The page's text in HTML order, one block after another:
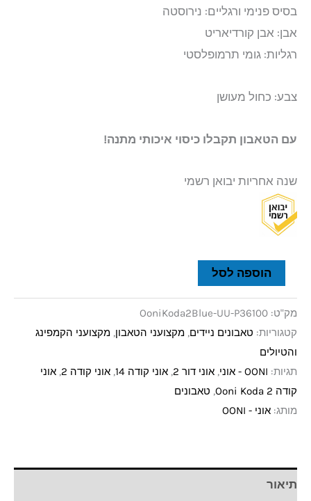
בסיס פנימי ורגליים: נירוסטה
אבן: אבן קורדיאריט
רגליות: גומי תרמופלסטי
צבע: כחול מעושן
עם הטאבון תקבלו כיסוי איכותי מתנה!
שנה אחריות יבואן רשמי
הוספה לסל
מק"ט: OoniKoda2Blue-UU-P36100
קטגוריות: טאבונים ניידים, מקצועני הטאבון, מקצועני הקמפינג
והטיולים
תגיות: OONI - אוני , אוני דור 2 , אוני קודה 14 , אוני קודה 2 , אוני
קודה 2 Ooni Koda
, טאבונים
מותג: אוני - OONI
תיאור